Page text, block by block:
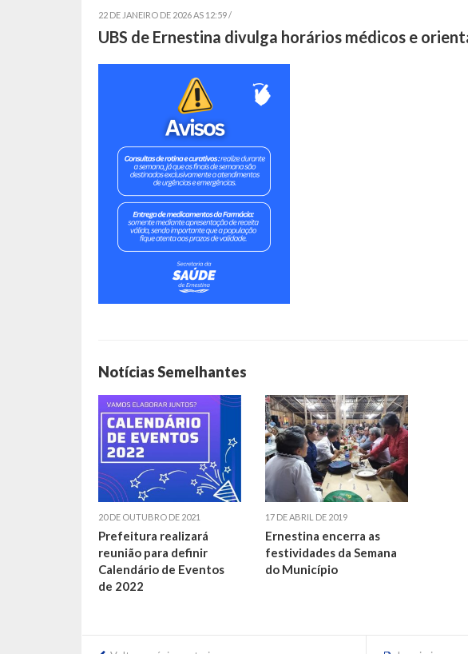
22 DE JANEIRO DE 2026 AS 12:59 /
UBS de Ernestina divulga horários médicos e
Notícias Semelhantes
20 DE OUTUBRO DE 2021
Prefeitura realizará
reunião para definir
Calendário de Eventos
de 2022
17 DE ABRIL DE 2019
Ernestina encerra as
festividades da Semana
do Município